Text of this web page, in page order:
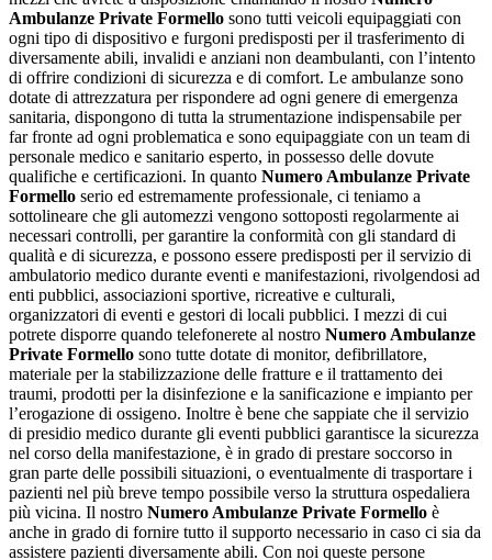
Ambulanze Private Formello sono tutti veicoli equipaggiati con
ogni tipo di dispositivo e furgoni predisposti per il trasferimento di
diversamente abili, invalidi e anziani non deambulanti, con l’intento
di offrire condizioni di sicurezza e di comfort. Le ambulanze sono
dotate di attrezzatura per rispondere ad ogni genere di emergenza
sanitaria, dispongono di tutta la strumentazione indispensabile per
far fronte ad ogni problematica e sono equipaggiate con un team di
personale medico e sanitario esperto, in possesso delle dovute
qualifiche e certificazioni. In quanto Numero Ambulanze Private
Formello serio ed estremamente professionale, ci teniamo a
sottolineare che gli automezzi vengono sottoposti regolarmente ai
necessari controlli, per garantire la conformità con gli standard di
qualità e di sicurezza, e possono essere predisposti per il servizio di
ambulatorio medico durante eventi e manifestazioni, rivolgendosi ad
enti pubblici, associazioni sportive, ricreative e culturali,
organizzatori di eventi e gestori di locali pubblici. I mezzi di cui
potrete disporre quando telefonerete al nostro Numero Ambulanze
Private Formello sono tutte dotate di monitor, defibrillatore,
materiale per la stabilizzazione delle fratture e il trattamento dei
traumi, prodotti per la disinfezione e la sanificazione e impianto per
l’erogazione di ossigeno. Inoltre è bene che sappiate che il servizio
di presidio medico durante gli eventi pubblici garantisce la sicurezza
nel corso della manifestazione, è in grado di prestare soccorso in
gran parte delle possibili situazioni, o eventualmente di trasportare i
pazienti nel più breve tempo possibile verso la struttura ospedaliera
più vicina. Il nostro Numero Ambulanze Private Formello è
anche in grado di fornire tutto il supporto necessario in caso ci sia da
assistere pazienti diversamente abili. Con noi queste persone